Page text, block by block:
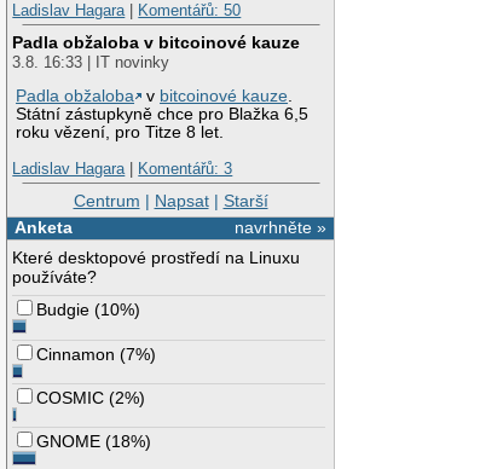
Ladislav Hagara| Komentářů: 50
Padla obžaloba v bitcoinové kauze
3.8. 16:33 | IT novinky
Padla obžaloba
v bitcoinové kauze.
Státní zástupkyně chce pro Blažka 6,5
roku vězení, pro Titze 8 let.
Ladislav Hagara| Komentářů: 3
Centrum | Napsat| Starší
navrhněte »
Anketa
Které desktopové prostředí na Linuxu
používáte?
Budgie (10%)
Cinnamon (7%)
COSMIC (2%)
GNOME (18%)